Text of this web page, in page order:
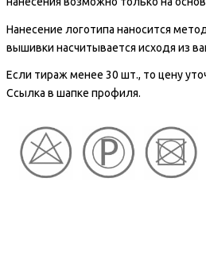
Нанесение логотипа наносится
вышивки насчитывается исходя из
Если тираж менее 30 шт., то цену
Ссылка в шапке профиля.